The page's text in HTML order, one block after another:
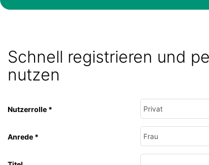
Schnell registrieren und
nutzen
Nutzerrolle *
Anrede *